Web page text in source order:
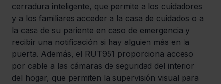
cerradura inteligente, que permite a los cuidadores
y a los familiares acceder a la casa de cuidados o a
la casa de su pariente en caso de emergencia y
recibir una notificación si hay alguien más en la
puerta. Además, el RUT951 proporciona acceso
por cable a las cámaras de seguridad del interior
del hogar, que permiten la supervisión visual para